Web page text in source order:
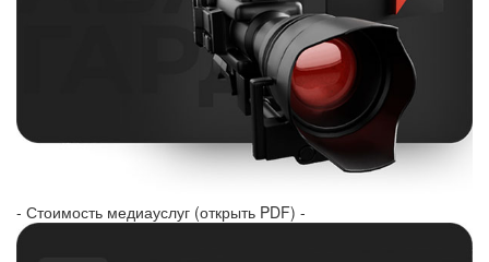
- Стоимость медиауслуг (открыть PDF) -